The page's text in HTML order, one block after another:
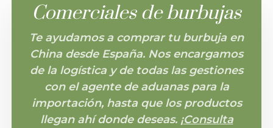
Comerciales de burbujas
Te ayudamos a comprar tu burbuja en
China desde España. Nos encargamos
de la logística y de todas las gestiones
con el agente de aduanas para la
importación, hasta que los productos
llegan ahí donde deseas. ¡Consulta